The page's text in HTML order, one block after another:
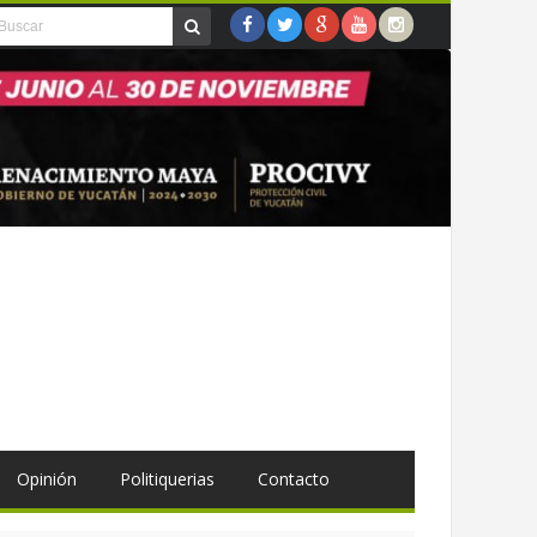
Opinión Politiquerias Contacto